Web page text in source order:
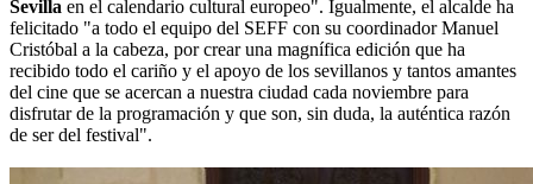
Sevilla en el calendario cultural europeo". Igualmente, el alcalde ha
felicitado "a todo el equipo del SEFF con su coordinador Manuel
Cristóbal a la cabeza, por crear una magnífica edición que ha
recibido todo el cariño y el apoyo de los sevillanos y tantos amantes
del cine que se acercan a nuestra ciudad cada noviembre para
disfrutar de la programación y que son, sin duda, la auténtica razón
de ser del festival".